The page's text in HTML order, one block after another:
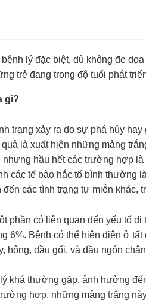
bệnh lý đặc biệt, dù không đe
trẻ đang trong độ tuổi phát
gì?
trạng xảy ra do sự phá hủy
là xuất hiện những mảng
hầu hết các trường hợp
các tế bào hắc tố bình thường
đến các tình trạng tự miễn khác,
phần có liên quan đến yếu tố
6%. Bệnh có thể hiện diện ở
hông, đầu gối, và đầu ngón
khá thường gặp, ảnh hưởng
hợp, những mảng trắng